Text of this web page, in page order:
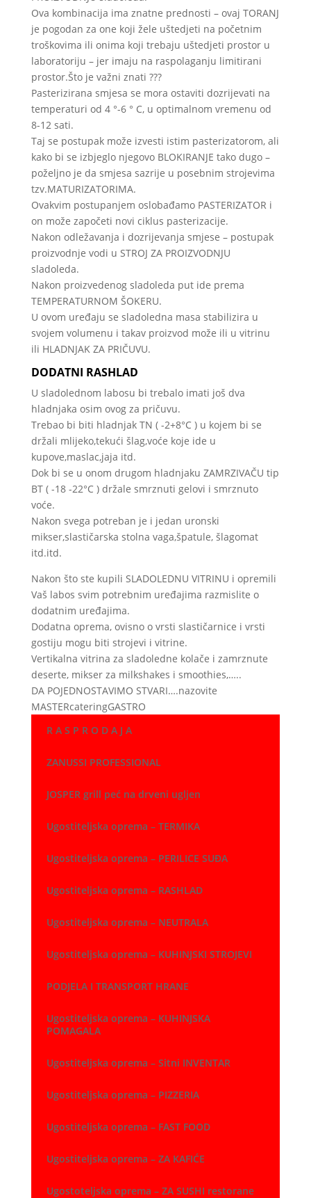
Ova kombinacija ima znatne prednosti – ovaj TORANJ
je pogodan za one koji žele uštedjeti na početnim
troškovima ili onima koji trebaju uštedjeti prostor u
laboratoriju – jer imaju na raspolaganju limitirani
prostor.Što je važni znati ???
Pasterizirana smjesa se mora ostaviti dozrijevati na
temperaturi od 4 °-6 ° C, u optimalnom vremenu od
8-12 sati.
Taj se postupak može izvesti istim pasterizatorom, ali
kako bi se izbjeglo njegovo BLOKIRANJE tako dugo –
poželjno je da smjesa sazrije u posebnim strojevima
tzv.MATURIZATORIMA.
Ovakvim postupanjem oslobađamo PASTERIZATOR i
on može započeti novi ciklus pasterizacije.
Nakon odležavanja i dozrijevanja smjese – postupak
proizvodnje vodi u STROJ ZA PROIZVODNJU
sladoleda.
Nakon proizvedenog sladoleda put ide prema
TEMPERATURNOM ŠOKERU.
U ovom uređaju se sladoledna masa stabilizira u
svojem volumenu i takav proizvod može ili u vitrinu
ili HLADNJAK ZA PRIČUVU.
DODATNI RASHLAD
U sladolednom labosu bi trebalo imati još dva
hladnjaka osim ovog za pričuvu.
Trebao bi biti hladnjak TN ( -2+8°C ) u kojem bi se
držali mlijeko,tekući šlag,voće koje ide u
kupove,maslac,jaja itd.
Dok bi se u onom drugom hladnjaku ZAMRZIVAČU tip
BT ( -18 -22°C ) držale smrznuti gelovi i smrznuto
voće.
Nakon svega potreban je i jedan uronski
mikser,slastičarska stolna vaga,špatule, šlagomat
itd.itd.
Nakon što ste kupili SLADOLEDNU VITRINU i opremili
Vaš labos svim potrebnim uređajima razmislite o
dodatnim uređajima.
Dodatna oprema, ovisno o vrsti slastičarnice i vrsti
gostiju mogu biti strojevi i vitrine.
Vertikalna vitrina za sladoledne kolače i zamrznute
deserte, mikser za milkshakes i smoothies,…..
DA POJEDNOSTAVIMO STVARI….nazovite
MASTERcateringGASTRO
R A S P R O D A J A
ZANUSSI PROFESSIONAL
JOSPER grill peć na drveni ugljen
Ugostiteljska oprema – TERMIKA
Ugostiteljska oprema – PERILICE SUĐA
Ugostiteljska oprema – RASHLAD
Ugostiteljska oprema – NEUTRALA
Ugostiteljska oprema – KUHINJSKI STROJEVI
PODJELA I TRANSPORT HRANE
Ugostiteljska oprema – KUHINJSKA
POMAGALA
Ugostiteljska oprema – Sitni INVENTAR
Ugostiteljska oprema – PIZZERIA
Ugostiteljska oprema – FAST FOOD
Ugostiteljska oprema – ZA KAFIĆE
Ugostoteljska oprema – ZA SUSHI restorane